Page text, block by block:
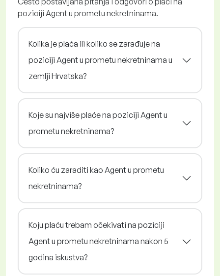
poziciji Agent u prometu nekretninama.
Kolika je plaća ili koliko se zarađuje na
poziciji Agent u prometu nekretninama u
zemlji Hrvatska?
Koje su najviše plaće na poziciji Agent u
prometu nekretninama?
Koliko ću zaraditi kao Agent u prometu
nekretninama?
Koju plaću trebam očekivati na poziciji
Agent u prometu nekretninama nakon 5
godina iskustva?